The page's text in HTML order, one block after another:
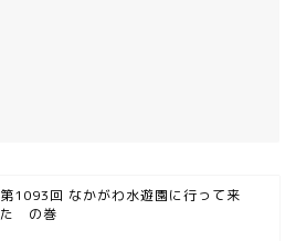
第1093回 なかがわ水遊園に行って来
た の巻